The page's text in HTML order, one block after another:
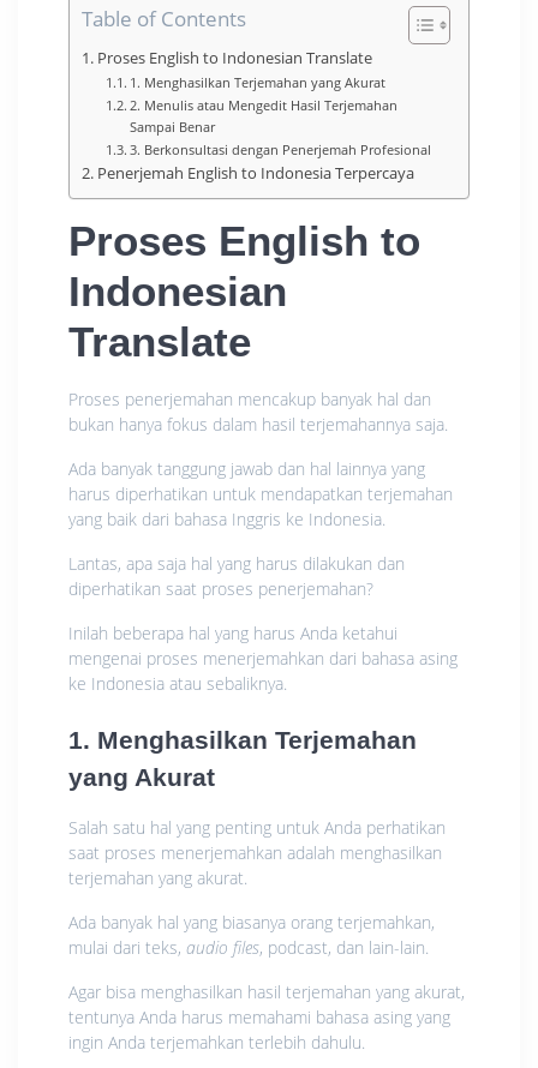
Table of Contents
Proses English to Indonesian Translate
1. Menghasilkan Terjemahan yang Akurat
2. Menulis atau Mengedit Hasil Terjemahan
Sampai Benar
3. Berkonsultasi dengan Penerjemah Profesional
Penerjemah English to Indonesia Terpercaya
Proses English to
Indonesian
Translate
Proses penerjemahan mencakup banyak hal dan
bukan hanya fokus dalam hasil terjemahannya saja.
Ada banyak tanggung jawab dan hal lainnya yang
harus diperhatikan untuk mendapatkan terjemahan
yang baik dari bahasa Inggris ke Indonesia.
Lantas, apa saja hal yang harus dilakukan dan
diperhatikan saat proses penerjemahan?
Inilah beberapa hal yang harus Anda ketahui
mengenai proses menerjemahkan dari bahasa asing
ke Indonesia atau sebaliknya.
1. Menghasilkan Terjemahan
yang Akurat
Salah satu hal yang penting untuk Anda perhatikan
saat proses menerjemahkan adalah menghasilkan
terjemahan yang akurat.
Ada banyak hal yang biasanya orang terjemahkan,
mulai dari teks, audio files, podcast, dan lain-lain.
Agar bisa menghasilkan hasil terjemahan yang akurat,
tentunya Anda harus memahami bahasa asing yang
ingin Anda terjemahkan terlebih dahulu.